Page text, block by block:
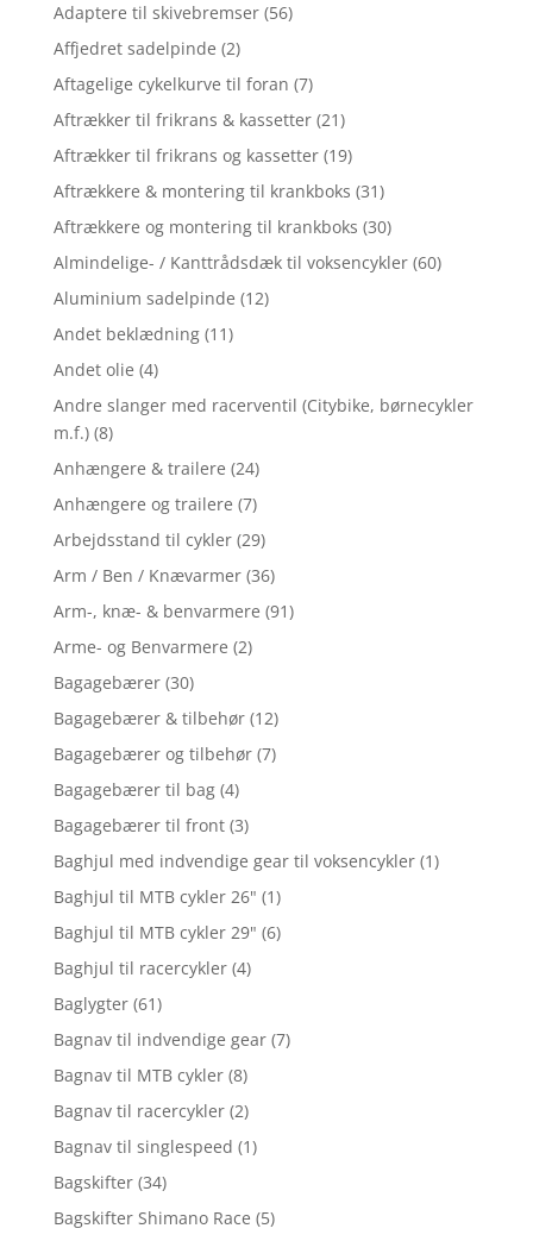
Adaptere til skivebremser (56)
Affjedret sadelpinde (2)
Aftagelige cykelkurve til foran (7)
Aftrækker til frikrans & kassetter (21)
Aftrækker til frikrans og kassetter (19)
Aftrækkere & montering til krankboks (31)
Aftrækkere og montering til krankboks (30)
Almindelige- / Kanttrådsdæk til voksencykler (60)
Aluminium sadelpinde (12)
Andet beklædning (11)
Andet olie (4)
Andre slanger med racerventil (Citybike, børnecykler
m.f.) (8)
Anhængere & trailere (24)
Anhængere og trailere (7)
Arbejdsstand til cykler (29)
Arm / Ben / Knævarmer (36)
Arm-, knæ- & benvarmere (91)
Arme- og Benvarmere (2)
Bagagebærer (30)
Bagagebærer & tilbehør (12)
Bagagebærer og tilbehør (7)
Bagagebærer til bag (4)
Bagagebærer til front (3)
Baghjul med indvendige gear til voksencykler (1)
Baghjul til MTB cykler 26" (1)
Baghjul til MTB cykler 29" (6)
Baghjul til racercykler (4)
Baglygter (61)
Bagnav til indvendige gear (7)
Bagnav til MTB cykler (8)
Bagnav til racercykler (2)
Bagnav til singlespeed (1)
Bagskifter (34)
Bagskifter Shimano Race (5)